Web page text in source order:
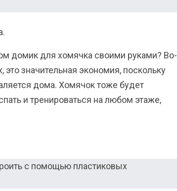
домик для хомячка своими руками? Во-
это значительная экономия, поскольку
дома. Хомячок тоже будет
и тренироваться на любом этаже,